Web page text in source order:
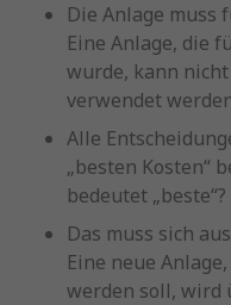
Die Anlage muss
Eine Anlage, die
wurde, kann
verwendet
Alle
„besten Kosten“
bedeutet „beste“?
Das muss sich
Eine neue
werden soll, wird